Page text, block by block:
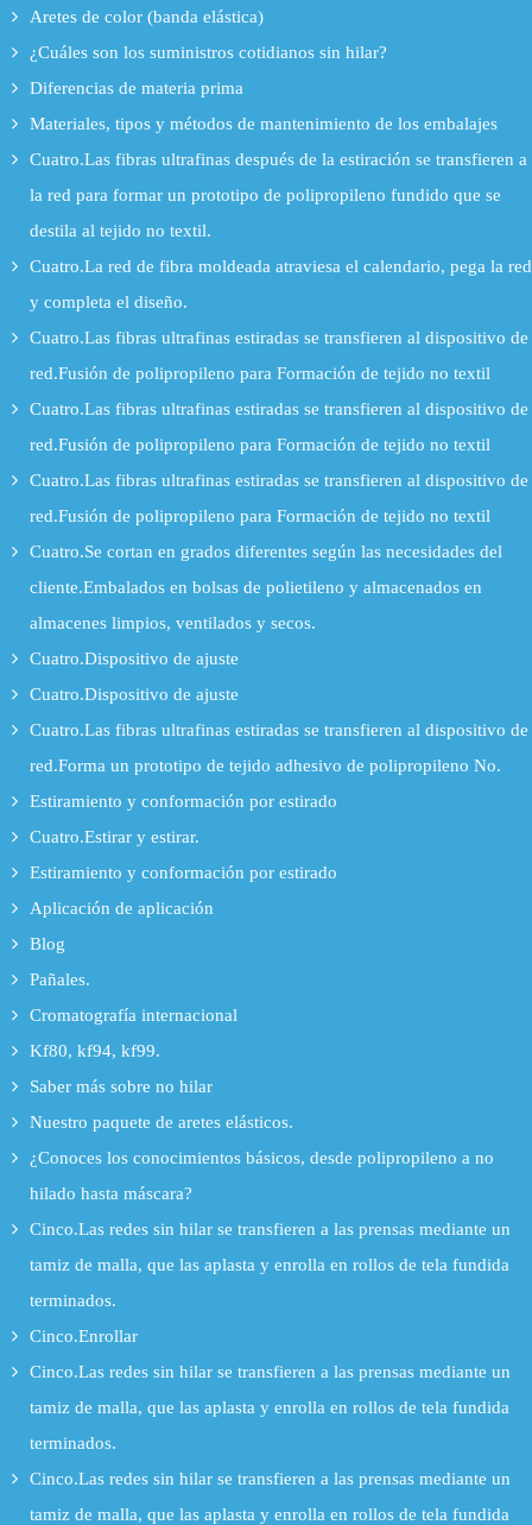
Aretes de color (banda elástica)
¿Cuáles son los suministros cotidianos sin hilar?
Diferencias de materia prima
Materiales, tipos y métodos de mantenimiento de los embalajes
Cuatro.Las fibras ultrafinas después de la estiración se transfieren a
la red para formar un prototipo de polipropileno fundido que se
destila al tejido no textil.
Cuatro.La red de fibra moldeada atraviesa el calendario, pega la red
y completa el diseño.
Cuatro.Las fibras ultrafinas estiradas se transfieren al dispositivo de
red.Fusión de polipropileno para Formación de tejido no textil
Cuatro.Las fibras ultrafinas estiradas se transfieren al dispositivo de
red.Fusión de polipropileno para Formación de tejido no textil
Cuatro.Las fibras ultrafinas estiradas se transfieren al dispositivo de
red.Fusión de polipropileno para Formación de tejido no textil
Cuatro.Se cortan en grados diferentes según las necesidades del
cliente.Embalados en bolsas de polietileno y almacenados en
almacenes limpios, ventilados y secos.
Cuatro.Dispositivo de ajuste
Cuatro.Dispositivo de ajuste
Cuatro.Las fibras ultrafinas estiradas se transfieren al dispositivo de
red.Forma un prototipo de tejido adhesivo de polipropileno No.
Estiramiento y conformación por estirado
Cuatro.Estirar y estirar.
Estiramiento y conformación por estirado
Aplicación de aplicación
Blog
Pañales.
Cromatografía internacional
Kf80, kf94, kf99.
Saber más sobre no hilar
Nuestro paquete de aretes elásticos.
¿Conoces los conocimientos básicos, desde polipropileno a no
hilado hasta máscara?
Cinco.Las redes sin hilar se transfieren a las prensas mediante un
tamiz de malla, que las aplasta y enrolla en rollos de tela fundida
terminados.
Cinco.Enrollar
Cinco.Las redes sin hilar se transfieren a las prensas mediante un
tamiz de malla, que las aplasta y enrolla en rollos de tela fundida
terminados.
Cinco.Las redes sin hilar se transfieren a las prensas mediante un
tamiz de malla, que las aplasta y enrolla en rollos de tela fundida